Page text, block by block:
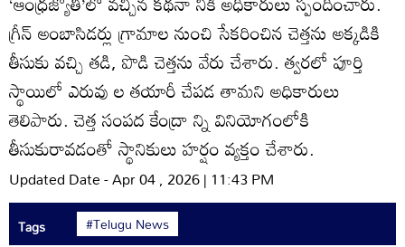
గ్రీన్‌ అంబాసిడర్లు గ్రామాల నుంచి సేకరించిన చెత్తను అక్కడికి
తీసుకు వచ్చి తడి, పొడి చెత్తను వేరు చేశారు. త్వరలో పూర్తి
స్థాయిలో ఎరువు ల తయారీ చేపడ తామని అధికారులు
తెలిపారు. చెత్త సంపద కేంద్రా న్ని వినియోగంలోకి
తీసుకురావడంతో స్థానికులు హర్షం వ్యక్తం చేశారు.
Updated Date - Apr 04 , 2026 | 11:43 PM
Tags #Telugu News